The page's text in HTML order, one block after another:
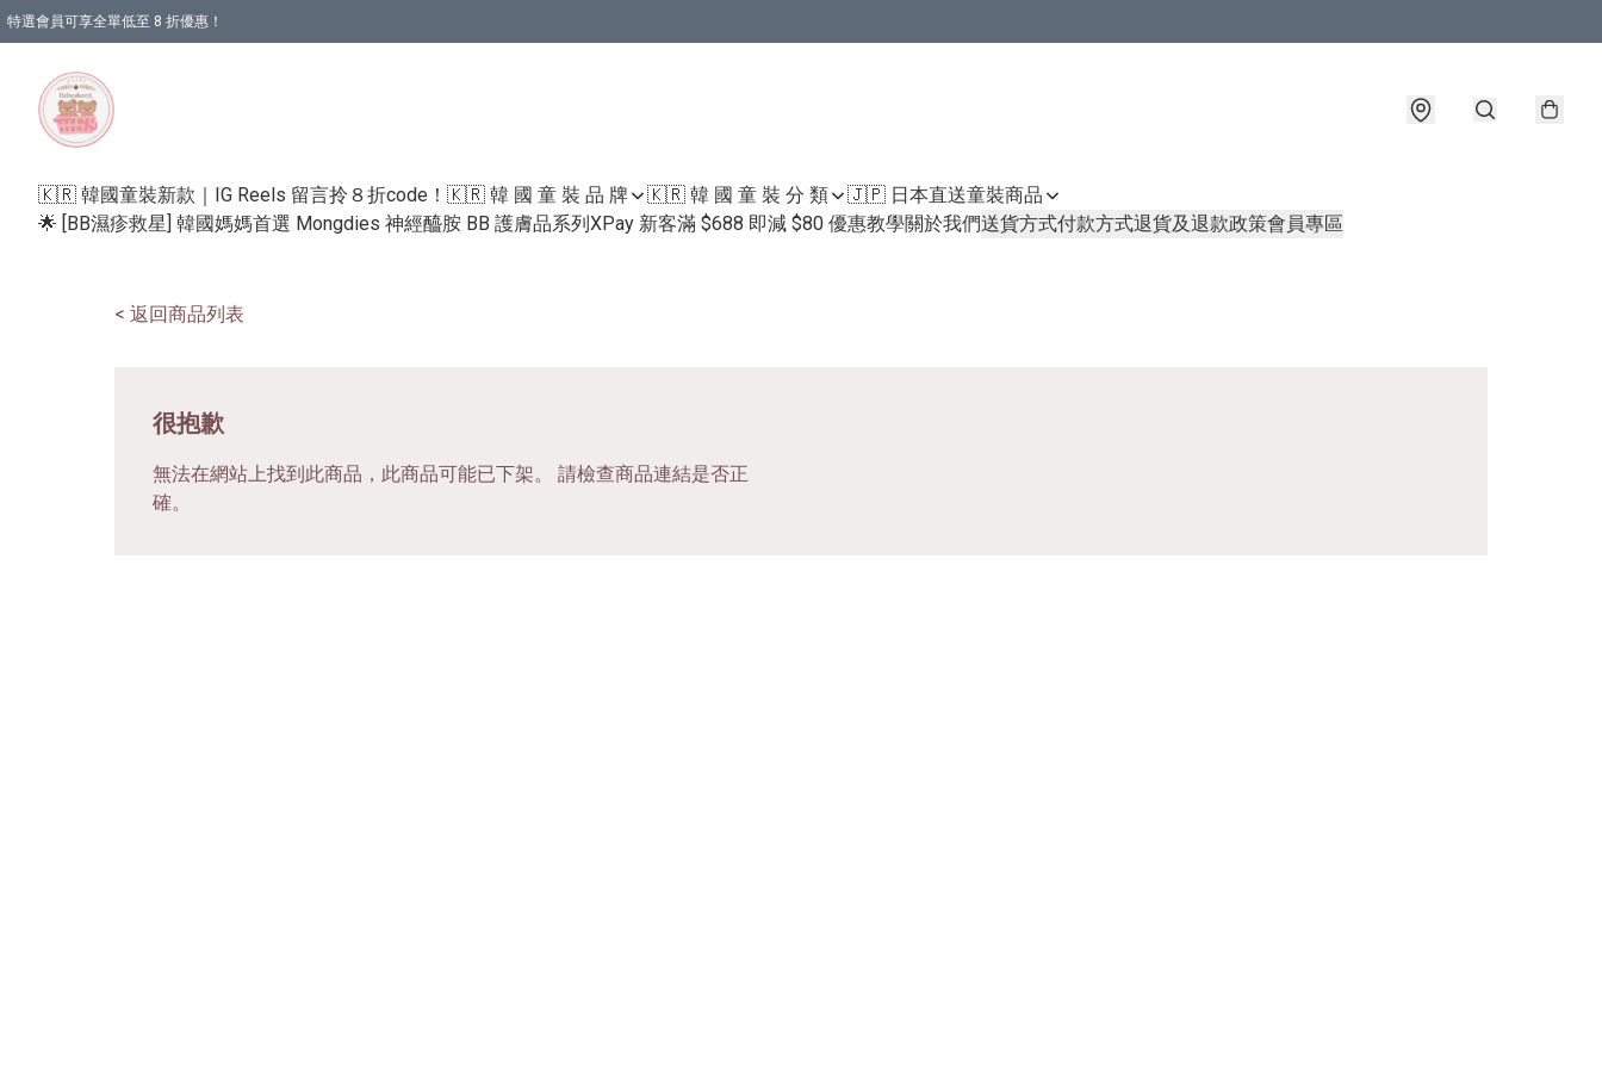
特選會員可享全單低至 8 折優惠！
🇰🇷 韓國童裝新款｜IG Reels 留言拎８折code！ 🇰🇷 韓 國 童 裝 品 牌 🇰🇷 韓 國 童 裝 分 類 🇯🇵 日本直送童裝商品
🌟 [BB濕疹救星] 韓國媽媽首選 Mongdies 神經醯胺 BB 護膚品系列XPay 新客滿 $688 即減 $80 優惠教學關於我們送貨方式付款方式退貨及退款政策會員專區
< 返回商品列表
很抱歉
無法在網站上找到此商品，此商品可能已下架。 請檢查商品連結是否正
確。